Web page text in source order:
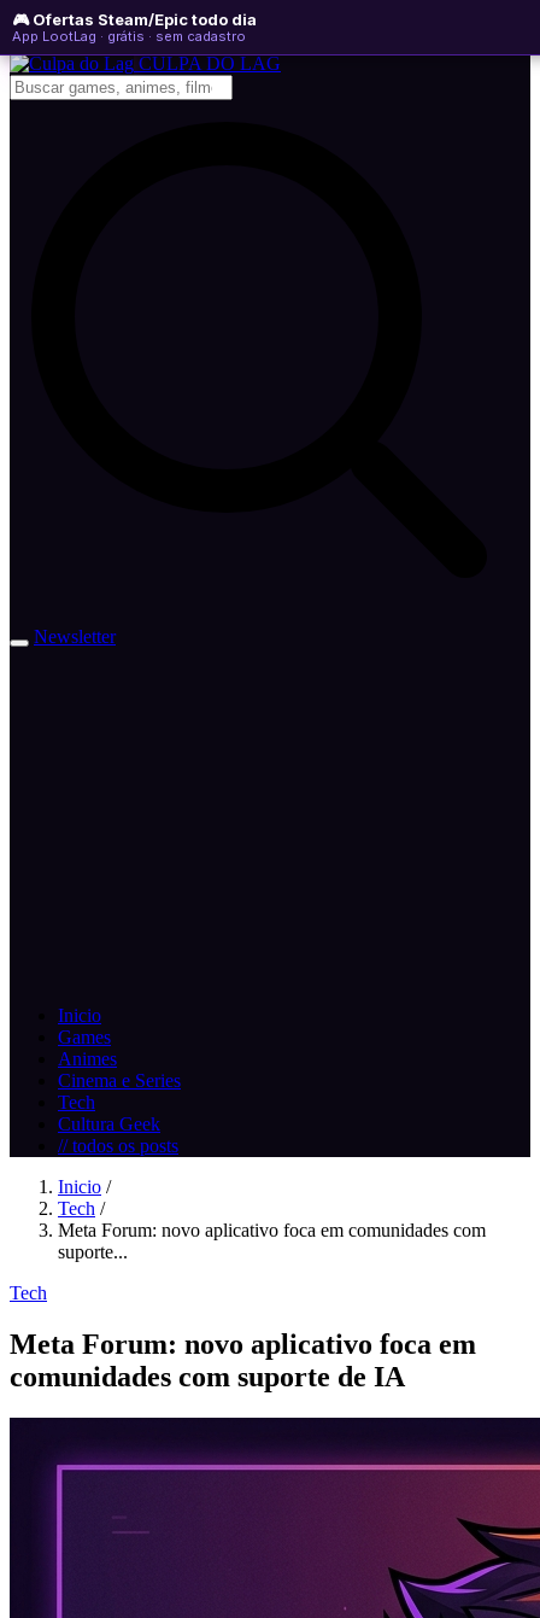
🎮 Ofertas Steam/Epic todo dia
App LootLag · grátis · sem cadastro
sábado, 08 de agosto de 2026 WhatsApp
Newsletter
CULPA DO LAG
Newsletter
Inicio
Games
Animes
Cinema e Series
Tech
Cultura Geek
// todos os posts
Inicio /
Tech /
Meta Forum: novo aplicativo foca em comunidades com
suporte...
Tech
Meta Forum: novo aplicativo foca em
comunidades com suporte de IA